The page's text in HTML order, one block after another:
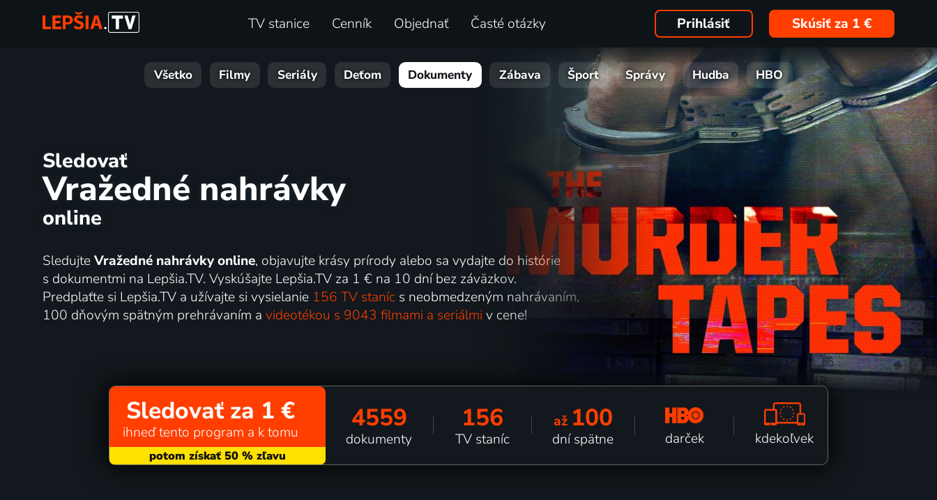
TV stanice Cenník Objednať Časté otázky Prihlásiť Skúsiť za 1 €
Všetko Filmy Seriály Deťom Dokumenty Zábava Šport Správy Hudba HBO
Sledovať
Vražedné nahrávky
online
SledujteVražedné nahrávky online, objavujte krásy prírody alebo sa vydajte do histórie
s dokumentmi na Lepšia.TV. Vyskúšajte Lepšia.TV za 1 € na 10 dní bez záväzkov.
Predplaťte si Lepšia.TV a užívajte si vysielanie 156 TV stanícs neobmedzeným nahrávaním,
100 dňovým spätným prehrávaním a videotékou s 9043 filmami a seriálmi v cene!
Sledovať za 1 €
ihneď tento program a k tomu 4559
dokumenty
156
TV staníc
až 100
dní spätne darček kdekoľvek